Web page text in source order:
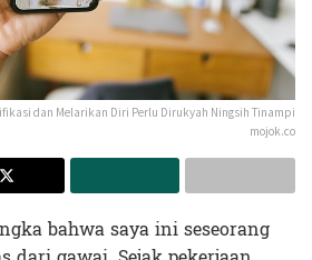
dan Melarikan Diri Perlu Dirukyah Ningsih Tinampi
mojok.co
bahwa saya ini seseorang